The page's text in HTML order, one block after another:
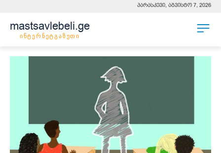
პარასკევი, აგვისტო 7, 2026
mastsavlebeli.ge
ინტერნეტგაზეთი